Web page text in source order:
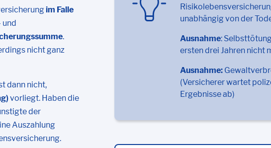
im Falle
und
.
nicht ganz
dann nicht,
vorliegt. Haben die
der
Auszahlung
unabhängig von der
Ausnahme:
ersten drei Jahren nicht
Ausnahme:
(Versicherer wartet
Ergebnisse ab)